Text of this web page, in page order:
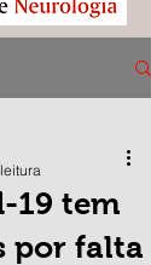
19 tem
por falta